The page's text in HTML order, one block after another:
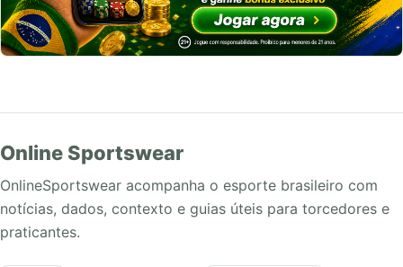
Online Sportswear
OnlineSportswear acompanha o esporte brasileiro com
notícias, dados, contexto e guias úteis para torcedores e
praticantes.